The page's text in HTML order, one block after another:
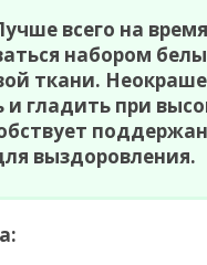
всего на
набором
ткани.
и гладить при
выздоровления.